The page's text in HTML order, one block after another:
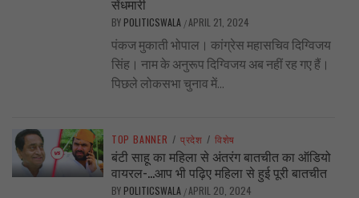
BY POLITICSWALA /APRIL 21, 2024
पंकज मुकाती भोपाल। कांग्रेस महासचिव दिग्विजय
सिंह। नाम के अनुरूप दिग्विजय अब नहीं रह गए हैं।
पिछले लोकसभा चुनाव में...
TOP BANNER / प्रदेश / विशेष
बंटी साहू का महिला से अंतरंग बातचीत का ऑडियो
वायरल-…आप भी पढ़िए महिला से हुई पूरी बातचीत
BY POLITICSWALA /APRIL 20, 2024